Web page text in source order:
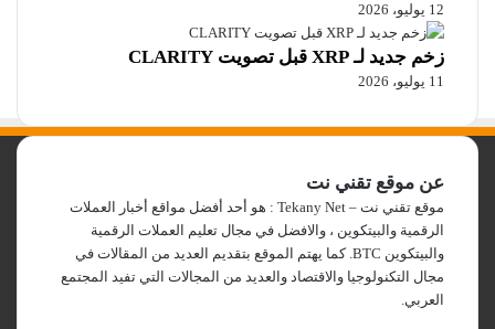
12 يوليو، 2026
زخم جديد لـ XRP قبل تصويت CLARITY
11 يوليو، 2026
عن موقع تقني نت
موقع تقني نت – Tekany Net : هو أحد أفضل مواقع أخبار العملات
الرقمية والبيتكوين ، والافضل في مجال تعليم العملات الرقمية
والبيتكوين BTC. كما يهتم الموقع بتقديم العديد من المقالات في
مجال التكنولوجيا والاقتصاد والعديد من المجالات التي تفيد المجتمع
العربي.